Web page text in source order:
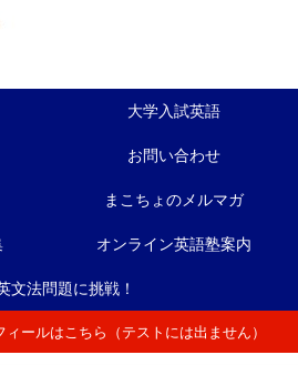
大学入試英語
お問い合わせ
まこちょのメルマガ
オンライン英語塾案内
文法問題に挑戦！
ールはこちら（テストには出ません）